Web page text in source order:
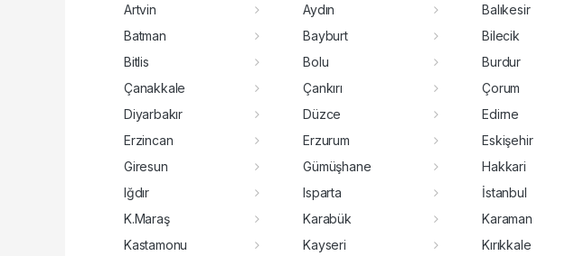
Artvin
Aydın Balıkesir
Batman
Bayburt Bilecik
Bitlis
Bolu Burdur
Çanakkale
Çankırı Çorum
Diyarbakır
Düzce Edirne
Erzincan
Erzurum Eskişehir
Giresun
Gümüşhane Hakkari
Iğdır
Isparta İstanbul
K.Maraş
Karabük Karaman
Kastamonu
Kayseri Kırıkkale